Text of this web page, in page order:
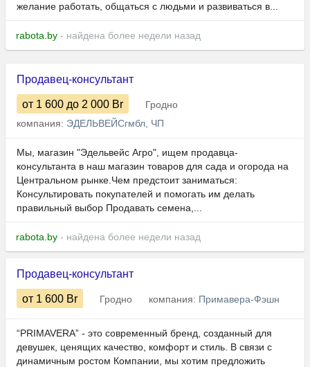
желание работать, общаться с людьми и развиваться в...
rabota.by - найдена более недели назад
Продавец-консультант
от 1 600 до 2 000 Br
Гродно
компания: ЭДЕЛЬВЕЙСгмбл, ЧП
Мы, магазин "Эдельвейс Агро", ищем продавца-
консультанта в наш магазин товаров для сада и огорода на
Центральном рынке.Чем предстоит заниматься:
Консультировать покупателей и помогать им делать
правильный выбор Продавать семена,...
rabota.by - найдена более недели назад
Продавец-консультант
от 1 600 Br Гродно компания: Примавера-Фэшн
“PRIMAVERA” - это современный бренд, созданный для
девушек, ценящих качество, комфорт и стиль. В связи с
динамичным ростом Компании, мы хотим предложить